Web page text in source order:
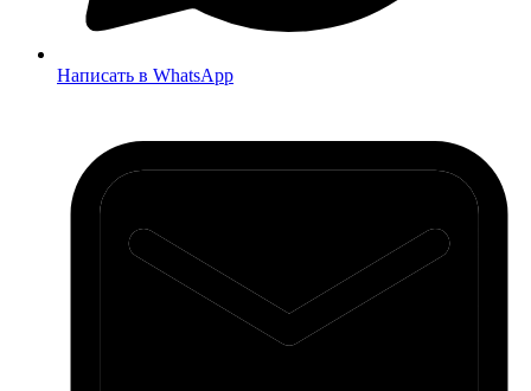
Написать в WhatsApp